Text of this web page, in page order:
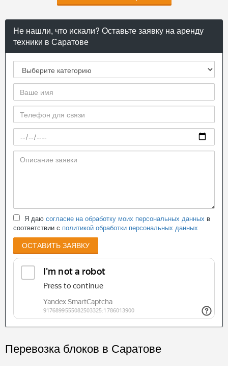
Не нашли, что искали? Оставьте заявку на аренду
техники в Саратове
Я даю согласие на обработку моих персональных данных в
соответствии с политикой обработки персональных данных
ОСТАВИТЬ ЗАЯВКУ
Перевозка блоков в Саратове